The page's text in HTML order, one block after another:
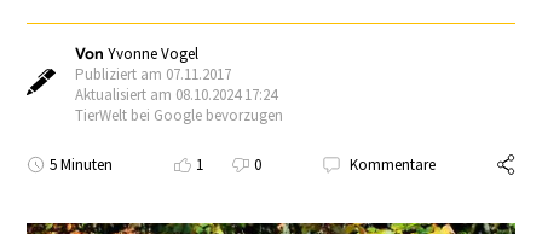
VonYvonne Vogel
Publiziert am 07.11.2017
Aktualisiert am 08.10.2024 17:24
TierWelt bei Google bevorzugen
5 Minuten 1 0 Kommentare